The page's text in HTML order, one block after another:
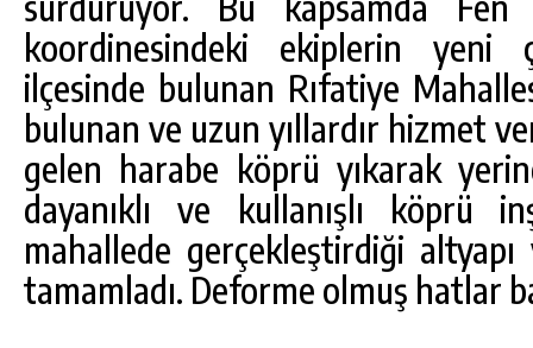
koordinesindeki ekiplerin yeni
ilçesinde bulunan Rıfatiye
bulunan ve uzun yıllardır hizmet
gelen harabe köprü yıkarak
dayanıklı ve kullanışlı köprü
mahallede gerçekleştirdiği altyapı
tamamladı. Deforme olmuş hatlar